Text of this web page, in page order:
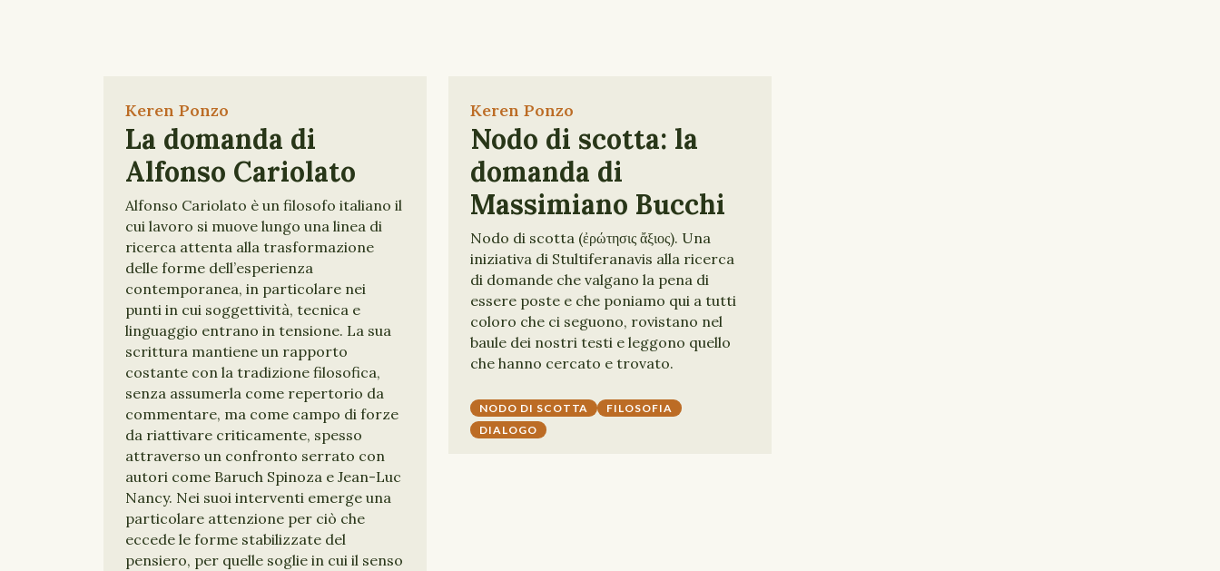
Keren Ponzo
La domanda di
Alfonso Cariolato
Alfonso Cariolato è un filosofo italiano il
cui lavoro si muove lungo una linea di
ricerca attenta alla trasformazione
delle forme dell’esperienza
contemporanea, in particolare nei
punti in cui soggettività, tecnica e
linguaggio entrano in tensione. La sua
scrittura mantiene un rapporto
costante con la tradizione filosofica,
senza assumerla come repertorio da
commentare, ma come campo di forze
da riattivare criticamente, spesso
attraverso un confronto serrato con
autori come Baruch Spinoza e Jean-Luc
Nancy. Nei suoi interventi emerge una
particolare attenzione per ciò che
eccede le forme stabilizzate del
pensiero, per quelle soglie in cui il senso
Keren Ponzo
Nodo di scotta: la
domanda di
Massimiano Bucchi
Nodo di scotta (ἐρώτησις ἄξιος). Una
iniziativa di Stultiferanavis alla ricerca
di domande che valgano la pena di
essere poste e che poniamo qui a tutti
coloro che ci seguono, rovistano nel
baule dei nostri testi e leggono quello
che hanno cercato e trovato.
NODO DI SCOTTA
FILOSOFIA
DIALOGO